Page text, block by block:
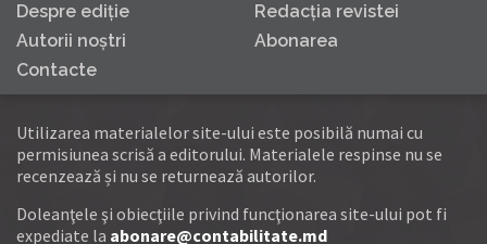
Despre ediţie
Redacţia revistei
Autorii noştri
Abonarea
Contacte
Utilizarea materialelor site-ului este posibilă numai cu
permisiunea scrisă a editorului. Materialele respinse nu se
recenzează și nu se returnează autorilor.
Doleanţele şi obiecţiile privind funcţionarea site-ului pot fi
expediate la abonare@contabilitate.md